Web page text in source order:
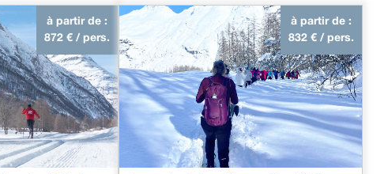
à partir de :
872 € / pers.
à partir de :
832 € / pers.